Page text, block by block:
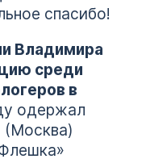
спасибо!
Владимира
среди
в
одержал
(Москва)